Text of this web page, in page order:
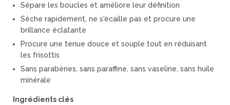
Sépare les boucles et améliore leur définition
Sèche rapidement, ne s'écaille pas et procure une
brillance éclatante
Procure une tenue douce et souple tout en réduisant
les frisottis
Sans parabènes, sans paraffine, sans vaseline, sans huile
minérale
Ingrédients clés